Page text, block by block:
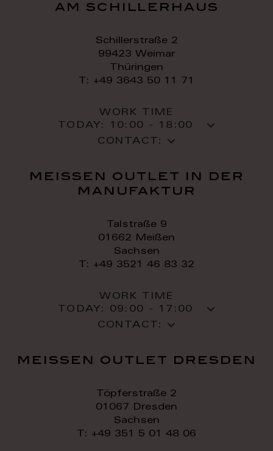
am schillerhaus
Schillerstraße 2
99423 Weimar
Thüringen
T: +49 3643 50 11 71
WORK TIME
TODAY:
10:00 - 18:00
CONTACT:
meissen outlet in der
manufaktur
Talstraße 9
01662 Meißen
Sachsen
T: +49 3521 46 83 32
WORK TIME
TODAY: 09:00 - 17:00
CONTACT:
meissen outlet dresden
Töpferstraße 2
01067 Dresden
Sachsen
T: +49 351 5 01 48 06